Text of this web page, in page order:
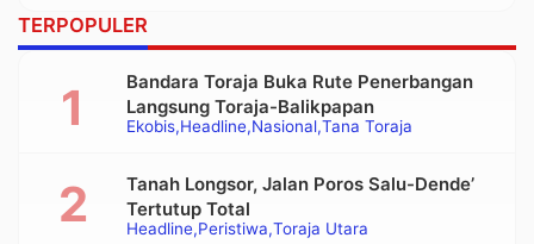
TERPOPULER
Ekobis Headline Nasional Tana Toraja
Bandara Toraja Buka Rute Penerbangan
Langsung Toraja-Balikpapan
Headline Peristiwa Toraja Utara
Tanah Longsor, Jalan Poros Salu-Dende’
Tertutup Total